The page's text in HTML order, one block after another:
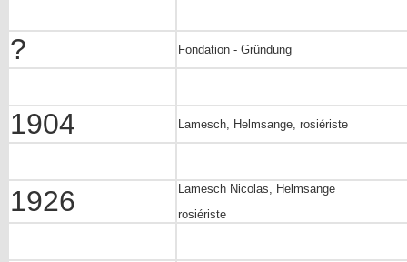
? Fondation - Gründung
1904 Lamesch, Helmsange, rosiériste
1926
Lamesch Nicolas, Helmsange
rosiériste